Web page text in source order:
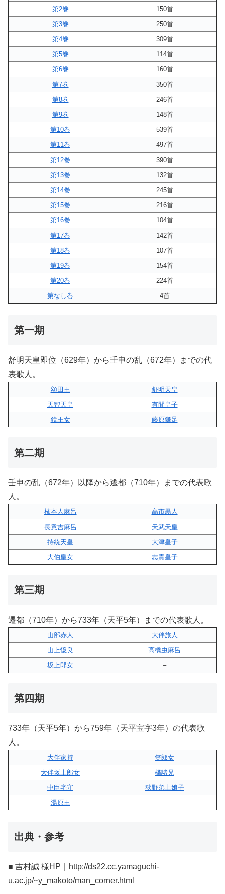
第2巻
150首
第3巻
250首
第4巻
309首
第5巻
114首
第6巻
160首
第7巻
350首
第8巻
246首
第9巻
148首
第10巻
539首
第11巻
497首
第12巻
390首
第13巻
132首
第14巻
245首
第15巻
216首
第16巻
104首
第17巻
142首
第18巻
107首
第19巻
154首
第20巻
224首
第なし巻
4首
第一期
舒明天皇即位（629年）から壬申の乱（672年）までの代
表歌人。
額田王
舒明天皇
天智天皇
有間皇子
鏡王女
藤原鎌足
第二期
壬申の乱（672年）以降から遷都（710年）までの代表歌
人。
柿本人麻呂
高市黒人
長意吉麻呂
天武天皇
持統天皇
大津皇子
大伯皇女
志貴皇子
第三期
遷都（710年）から733年（天平5年）までの代表歌人。
山部赤人
大伴旅人
山上憶良
高橋虫麻呂
坂上郎女
–
第四期
733年（天平5年）から759年（天平宝字3年）の代表歌
人。
大伴家持
笠郎女
大伴坂上郎女
橘諸兄
中臣宅守
狭野弟上娘子
湯原王
–
出典・参考
■ 吉村誠 様HP｜http://ds22.cc.yamaguchi-
u.ac.jp/~y_makoto/man_corner.html